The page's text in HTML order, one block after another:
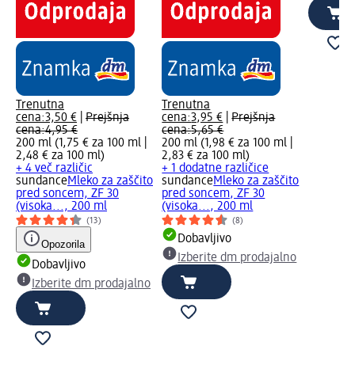
Trenutna
cena:3,50 €
Prejšnja
cena:4,95 €
200 ml (1,75 € za 100 ml |
2,48 € za 100 ml)
+ 4 več različic
sundanceMleko za zaščito
pred soncem, ZF 30
(visoka..., 200 ml
(13)
Opozorila
Dobavljivo
Izberite dm prodajalno
Trenutna
cena:3,95 € |Prejšnja
cena:5,65 €
200 ml (1,98 € za 100 ml |
2,83 € za 100 ml)
+ 1 dodatne različice
sundanceMleko za zaščito
pred soncem, ZF 30
(visoka..., 200 ml
(8)
Dobavljivo
Izberite dm prodajalno